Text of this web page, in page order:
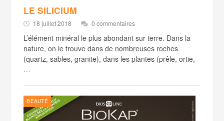
LE SILICIUM
18 juillet 2018 0 commentaires
L’élément minéral le plus abondant sur terre. Dans la
nature, on le trouve dans de nombreuses roches
(quartz, sables, granite), dans les plantes (prêle, ortie,
…
BEAUTÉ